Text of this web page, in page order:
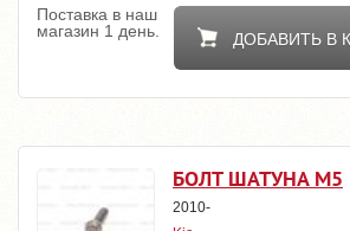
ДОБАВИТЬ В
Поставка в наш
магазин 1 день.
БОЛТ ШАТУНА М5
2010-